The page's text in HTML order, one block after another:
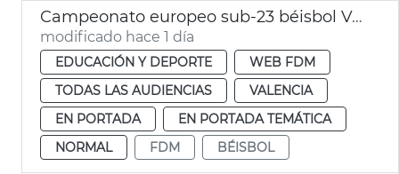
Campeonato europeo sub-23 béisbol València
modificado hace 1 día
EDUCACIÓN Y DEPORTE
WEB FDM
TODAS LAS AUDIENCIAS
VALENCIA
EN PORTADA
EN PORTADA TEMÁTICA
NORMAL
FDM BÉISBOL